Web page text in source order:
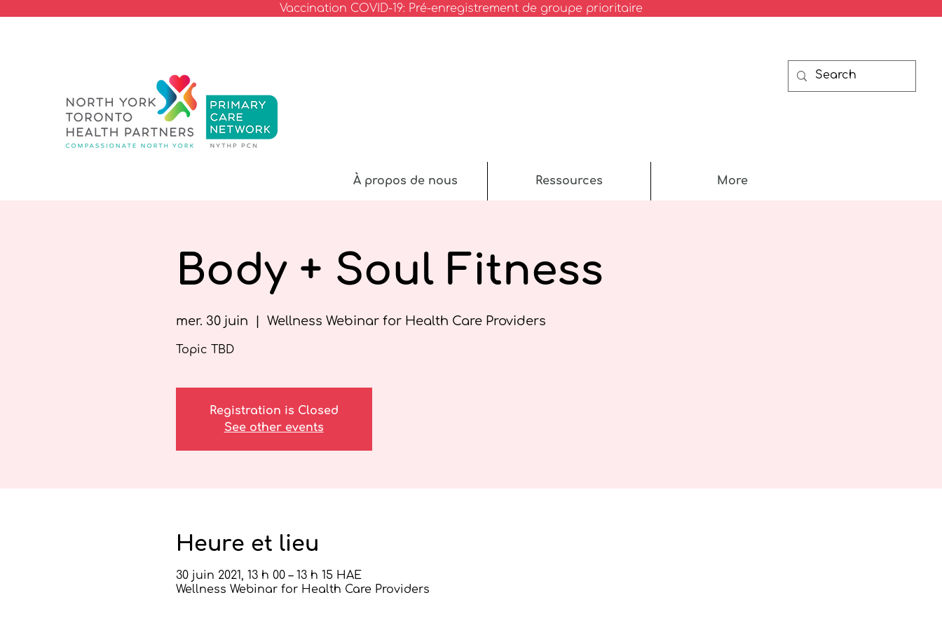
Vaccination COVID-19: Pré-enregistrement de groupe prioritaire
À propos de nous Ressources More
Body + Soul Fitness
mer. 30 juin Wellness Webinar for Health Care Providers
Topic TBD
Registration is Closed
See other events
Heure et lieu
30 juin 2021, 13 h 00 – 13 h 15 HAE
Wellness Webinar for Health Care Providers